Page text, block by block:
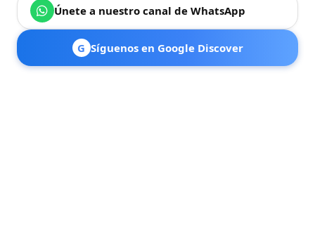
Únete a nuestro canal de WhatsApp
G Síguenos en Google Discover